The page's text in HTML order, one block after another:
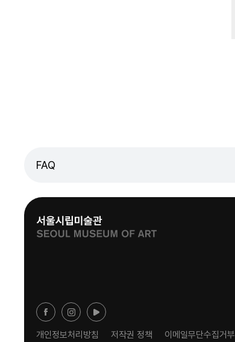
FAQ
개인정보처리방침 저작권 정책 이메일무단수집거부